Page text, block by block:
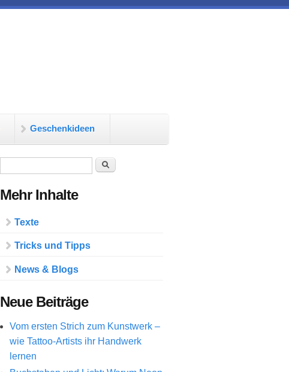
Geschenkideen
Suche
Mehr Inhalte
Texte
Tricks und Tipps
News & Blogs
Neue Beiträge
Vom ersten Strich zum Kunstwerk –
wie Tattoo-Artists ihr Handwerk
lernen